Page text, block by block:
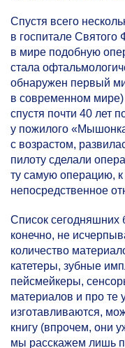
Спустя всего
в госпитале
в мире подобную
стала
обнаружен первый
в современном
спустя почти 40 лет
у пожилого
с возрастом,
пилоту сделали
ту самую операцию,
непосредственное
Список сегодняшних
конечно, не
количество
катетеры, зубные
пейсмейкеры,
материалов и про те
изготавливаются,
книгу (впрочем, они
мы расскажем лишь